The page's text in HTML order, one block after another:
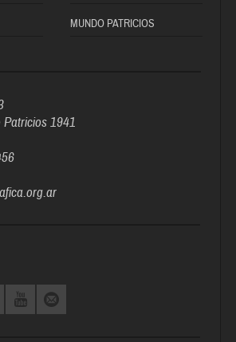
MUNDO PATRICIOS
1941